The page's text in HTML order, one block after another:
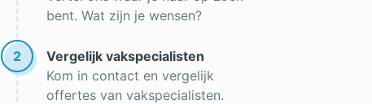
Gevelrenovatie
Gevel reparatie
bent. Wat zijn je wensen?
2
Vergelijk vakspecialisten
Kom in contact en vergelijk
offertes van vakspecialisten.